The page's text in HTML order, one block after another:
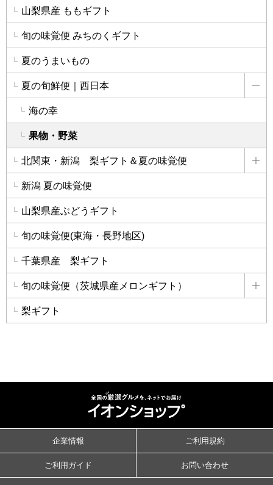
山梨県産 ももギフト
旬の味覚便 みちのくギフト
夏のうまいもの
夏の旬鮮便｜西日本
海の幸
果物・野菜
北関東・新潟 梨ギフト＆夏の味覚便
詳
新潟 夏の味覚便
山梨県産ぶどうギフト
旬の味覚便(東海・長野地区)
千葉県産 梨ギフト
旬の味覚便（茨城県産メロンギフト）
詳
梨ギフト
企業情報 ご利用規約
ご利用ガイド お問い合わせ